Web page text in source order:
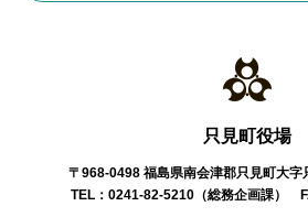
只見町役場
〒968-0498 福島県南会津郡只見町大字
TEL：0241-82-5210（総務企画課）